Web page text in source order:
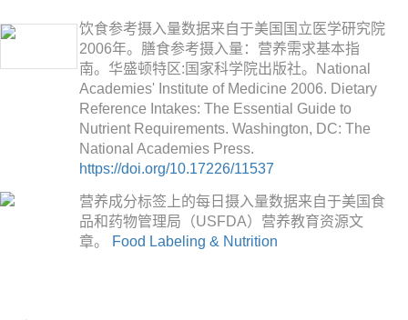
饮食参考摄入量数据来自于美国国立医学研究院
2006年。膳食参考摄入量：营养需求基本指
南。华盛顿特区:国家科学院出版社。National
Academies' Institute of Medicine 2006. Dietary
Reference Intakes: The Essential Guide to
Nutrient Requirements. Washington, DC: The
National Academies Press.
https://doi.org/10.17226/11537
营养成分标签上的每日摄入量数据来自于美国食
品和药物管理局（USFDA）营养教育资源文
章。
Food Labeling & Nutrition